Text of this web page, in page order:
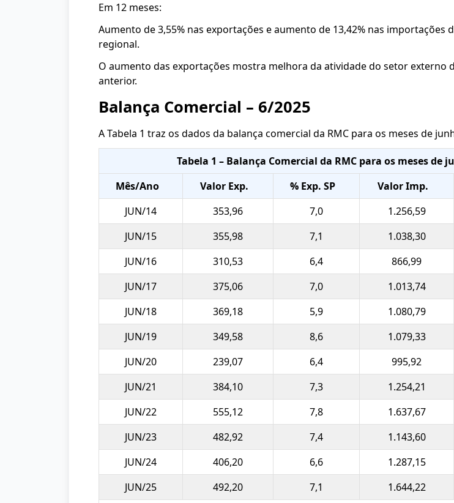
Em 12 meses:
Aumento de 3,55% nas exportações e aumento de 13,42% nas importações
regional.
O aumento das exportações mostra melhora da atividade do setor externo
anterior.
Balança Comercial – 6/2025
A Tabela 1 traz os dados da balança comercial da RMC para os meses de
Tabela 1 – Balança Comercial da RMC para os meses de
Mês/Ano
Valor Exp. % Exp. SP Valor Imp.
JUN/14
353,96 7,0 1.256,59
JUN/15
355,98 7,1 1.038,30
JUN/16
310,53 6,4 866,99
JUN/17
375,06 7,0 1.013,74
JUN/18
369,18 5,9 1.080,79
JUN/19
349,58 8,6 1.079,33
JUN/20
239,07 6,4 995,92
JUN/21
384,10 7,3 1.254,21
JUN/22
555,12 7,8 1.637,67
JUN/23
482,92 7,4 1.143,60
JUN/24
406,20 6,6 1.287,15
JUN/25
492,20 7,1 1.644,22